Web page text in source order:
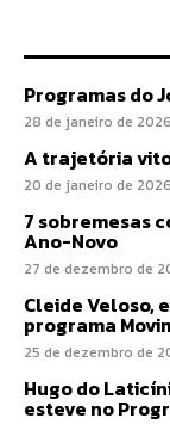
Programas do
28 de janeiro de 2026
A trajetória
20 de janeiro de 2026
7 sobremesas
Ano-Novo
27 de dezembro de
Cleide Veloso,
programa
25 de dezembro de
Hugo do
esteve no